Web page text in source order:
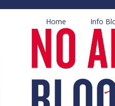
Home Info